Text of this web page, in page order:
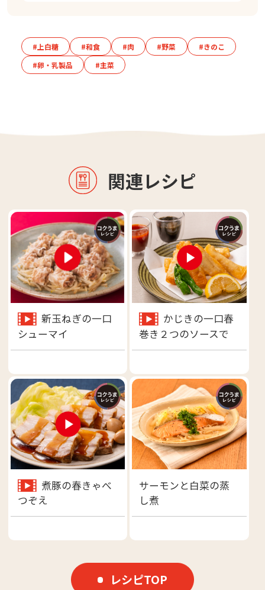
#上白糖 #和食 #肉 #野菜
#きのこ
#卵・乳製品
#主菜
関連レシピ
新玉ねぎの一口
シューマイ
かじきの一口春
巻き２つのソースで
煮豚の春きゃべ
つぞえ
サーモンと白菜の蒸
し煮
レシピTOP